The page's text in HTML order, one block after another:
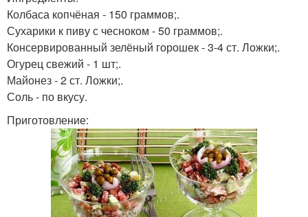
Колбаса копчёная - 150 граммов;.
Сухарики к пиву с чесноком - 50 граммов;.
Консервированный зелёный горошек - 3-4 ст. Ложки;.
Огурец свежий - 1 шт;.
Майонез - 2 ст. Ложки;.
Соль - по вкусу.
Приготовление: